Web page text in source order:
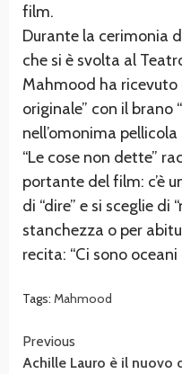
film.
Durante la cerimonia
che si è svolta al
Mahmood ha ricevuto
originale” con il brano
nell’omonima
“Le cose non dette”
portante del film: c’è
di “dire” e si sceglie di
stanchezza o per
recita: “Ci sono
Tags: Mahmood
Continue
Previous
Achille Lauro è il nuovo